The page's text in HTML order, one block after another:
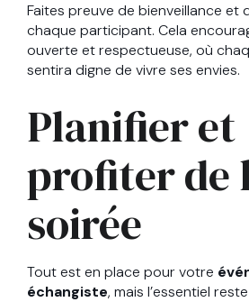
Faites preuve de bienveillance et
chaque participant. Cela
ouverte et respectueuse, où
sentira digne de vivre ses envies.
Planifier et
profiter de
soirée
Tout est en place pour votre
échangiste, mais l’essentiel